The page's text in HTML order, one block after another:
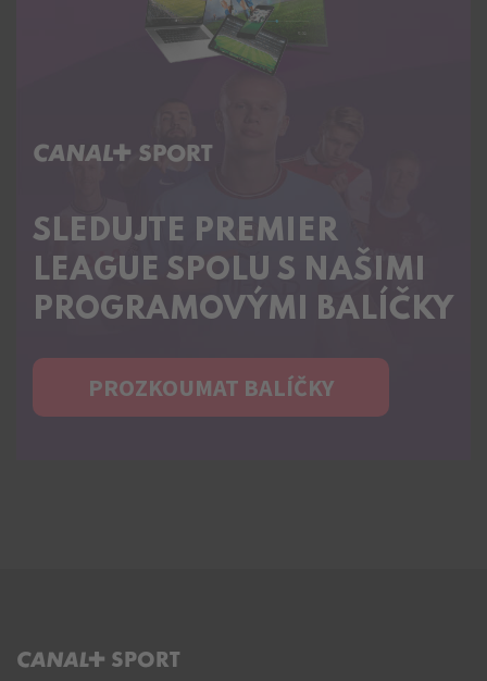
C+ SPORT
SLEDUJTE PREMIER
LEAGUE SPOLU S NAŠIMI
PROGRAMOVÝMI BALÍČKY
PROZKOUMAT BALÍČKY
C+ SPORT